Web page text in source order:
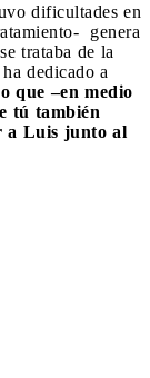
dificultades en
genera
trataba de la
dedicado a
que –en medio
tú también
a Luis junto al